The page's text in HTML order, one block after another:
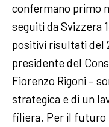
confermano primo
seguiti da Svizzera
positivi risultati del
presidente del
Fiorenzo Rigoni –
strategica e di un
filiera. Per il futuro